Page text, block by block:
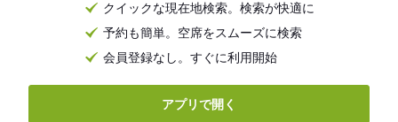
クイックな現在地検索。検索が快適に
予約も簡単。空席をスムーズに検索
会員登録なし。すぐに利用開始
アプリで開く